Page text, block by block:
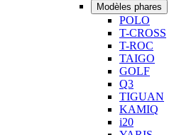
Modèles phares
POLO
T-CROSS
T-ROC
TAIGO
GOLF
Q3
TIGUAN
KAMIQ
i20